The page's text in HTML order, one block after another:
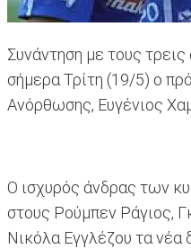
Συνάντηση με τους
σήμερα Τρίτη (19/5) ο
Ανόρθωσης, Ευγένιος
Ο ισχυρός άνδρας των
στους Ρούμπεν Ράγιος,
Νικόλα Εγγλέζου τα